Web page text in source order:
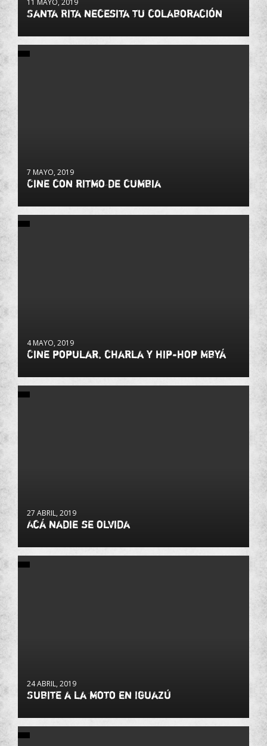
Santa Rita necesita tu colaboración
7 MAYO, 2019
Cine con ritmo de cumbia
4 MAYO, 2019
Cine popular, charla y hip-hop Mbyá
27 ABRIL, 2019
Acá nadie se olvida
24 ABRIL, 2019
Subite a la moto en Iguazú